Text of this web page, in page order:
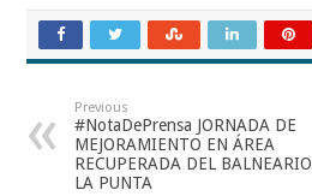
Previous
#NotaDePrensa JORNADA DE
MEJORAMIENTO EN ÁREA
RECUPERADA DEL BALNEARIO
LA PUNTA